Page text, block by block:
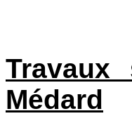
Médard